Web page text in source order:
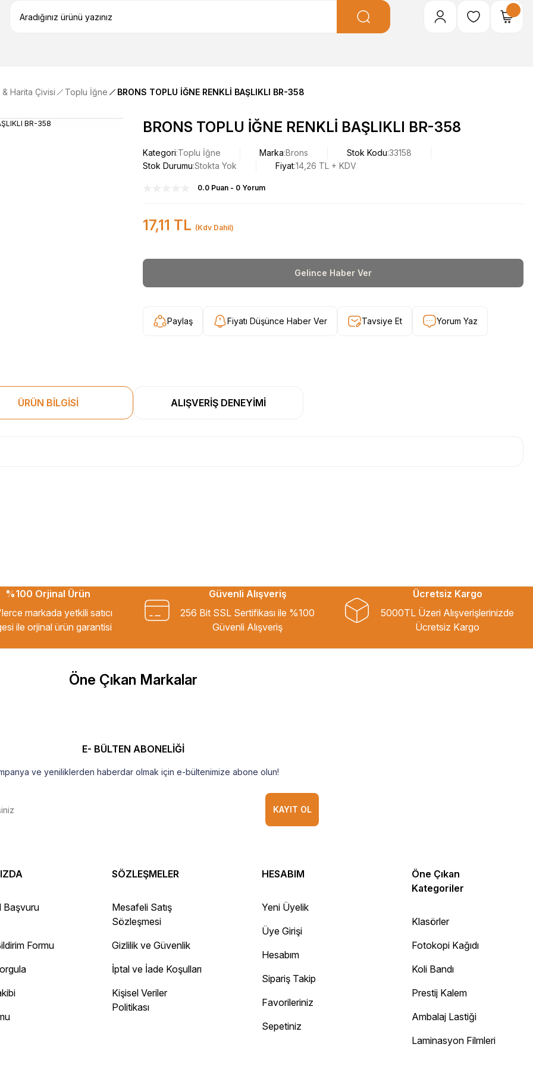
Harita Çivisi Toplu İğne BRONS TOPLU İĞNE RENKLİ BAŞLIKLI BR-358
BRONS TOPLU İĞNE RENKLİ BAŞLIKLI BR-358
Kategori Toplu İğne Marka Brons Stok Kodu 33158
Stok Durumu Stokta Yok Fiyat14,26 TL + KDV
0.0 Puan - 0 Yorum
17,11 TL (Kdv Dahil)
Gelince Haber Ver
Paylaş Fiyatı Düşünce Haber Ver Tavsiye Et Yorum Yaz
ÜRÜN BİLGİSİ ALIŞVERİŞ DENEYİMİ
ederim.
ederim.
site
%100 Orjinal Ürün
markada yetkili satıcı
ile orjinal ürün garantisi
Güvenli Alışveriş
256 Bit SSL Sertifikası ile %100
Güvenli Alışveriş
Ücretsiz Kargo
5000TL Üzeri Alışverişlerinizde
Ücretsiz Kargo
Öne Çıkan Markalar
E- BÜLTEN ABONELİĞİ
ve yeniliklerden haberdar olmak için e-bültenimize abone olun!
KAYIT OL
Başvuru
Formu
SÖZLEŞMELER
Mesafeli Satış
Sözleşmesi
Gizlilik ve Güvenlik
İptal ve İade Koşulları
Kişisel Veriler
Politikası
HESABIM
Yeni Üyelik
Üye Girişi
Hesabım
Sipariş Takip
Favorileriniz
Sepetiniz
Öne Çıkan
Kategoriler
Klasörler
Fotokopi Kağıdı
Koli Bandı
Prestij Kalem
Ambalaj Lastiği
Laminasyon Filmleri